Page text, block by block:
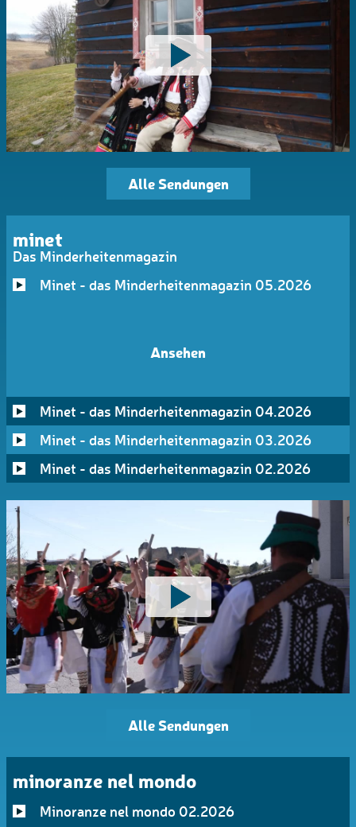
Alle Sendungen
minet
Das Minderheitenmagazin
Minet - das Minderheitenmagazin 05.2026
Ansehen
Minet - das Minderheitenmagazin 04.2026
Minet - das Minderheitenmagazin 03.2026
Minet - das Minderheitenmagazin 02.2026
Alle Sendungen
minoranze nel mondo
Minoranze nel mondo 02.2026